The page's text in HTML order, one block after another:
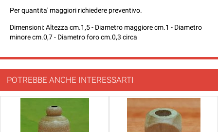
Per quantita' maggiori richiedere preventivo.
Dimensioni: Altezza cm.1,5 - Diametro maggiore cm.1 - Diametro
minore cm.0,7 - Diametro foro cm.0,3 circa
POTREBBE ANCHE INTERESSARTI